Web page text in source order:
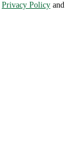
Privacy Policy and